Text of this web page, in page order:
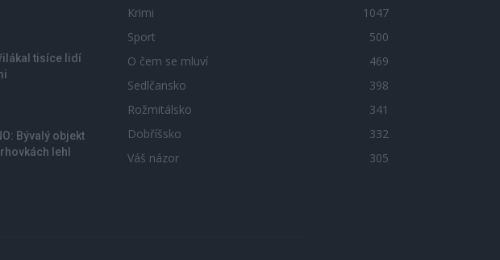
tisíce lidí
Bývalý objekt
lehl
Krimi
1047
Sport
500
O čem se mluví
469
Sedlčansko
398
Rožmitálsko
341
Dobříšsko
332
Váš názor
305